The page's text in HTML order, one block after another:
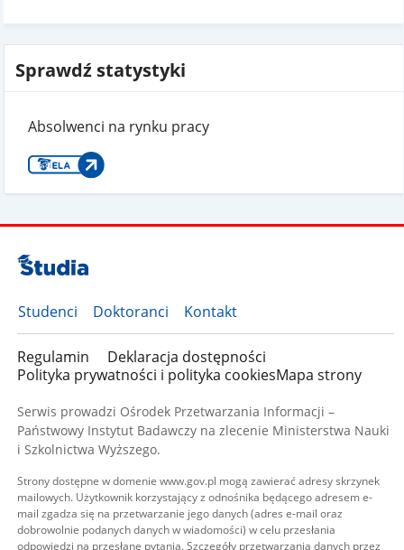
Sprawdź statystyki
Absolwenci na rynku pracy
Studenci Doktoranci Kontakt
Regulamin
Deklaracja dostępności
Polityka prywatności i polityka cookiesMapa strony
Serwis prowadzi Ośrodek Przetwarzania Informacji –
Państwowy Instytut Badawczy na zlecenie Ministerstwa Nauki
i Szkolnictwa Wyższego.
Strony dostępne w domenie www.gov.pl mogą zawierać adresy skrzynek
mailowych. Użytkownik korzystający z odnośnika będącego adresem e-
mail zgadza się na przetwarzanie jego danych (adres e-mail oraz
dobrowolnie podanych danych w wiadomości) w celu przesłania
odpowiedzi na przesłane pytania. Szczegóły przetwarzania danych przez